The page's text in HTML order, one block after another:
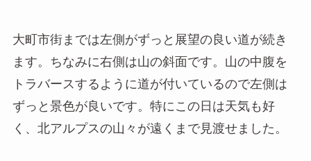
大町市街までは左側がずっと展望の良い道が続き
ます。ちなみに右側は山の斜面です。山の中腹を
トラバースするように道が付いているので左側は
ずっと景色が良いです。特にこの日は天気も好
く、北アルプスの山々が遠くまで見渡せました。